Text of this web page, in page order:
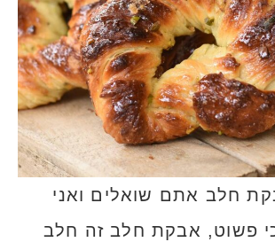
חלב אתם שואלים ואני
פשוט, אבקת חלב זה חלב